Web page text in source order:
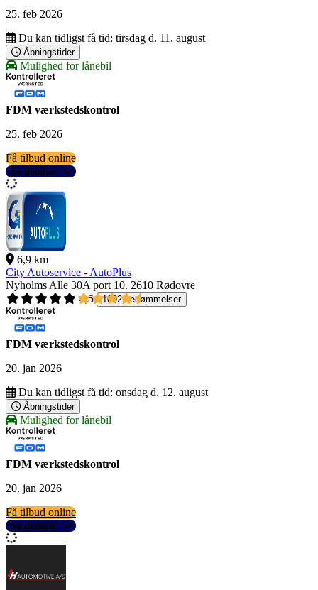
25. feb 2026
Du kan tidligst få tid: tirsdag d. 11. august
Åbningstider
Mulighed for lånebil
FDM værkstedskontrol
25. feb 2026
Få tilbud online
Se detaljer
6,9 km
City Autoservice - AutoPlus
Nyholms Alle 30A port 10. 2610 Rødovre
4,5
1092 bedømmelser
FDM værkstedskontrol
20. jan 2026
Du kan tidligst få tid: onsdag d. 12. august
Åbningstider
Mulighed for lånebil
FDM værkstedskontrol
20. jan 2026
Få tilbud online
Se detaljer